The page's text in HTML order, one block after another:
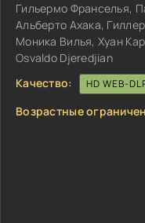
Гильермо Франселья,
Альберто Ахака,
Моника Вилья, Хуан
Osvaldo Djeredjian
Качество:
HD WEB-
Возрастные